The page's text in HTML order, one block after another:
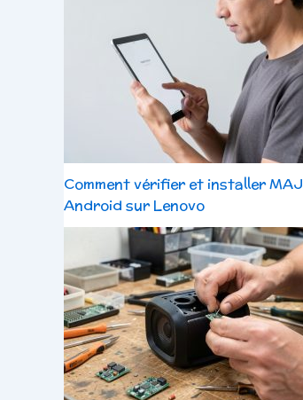
Comment vérifier et installer MAJ
Android sur Lenovo